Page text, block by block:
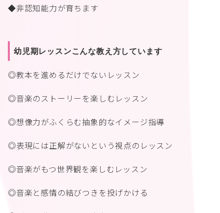
◆非認知能力が育ちます
幼児期レッスンこんな教え方しています
◎教本を進めるだけでないレッスン
◎音楽のストーリーを楽しむレッスン
◎想像力がふくらむ抽象的なイメージ指導
◎表現には正解がないという視点のレッスン
◎音楽がもつ世界観を楽しむレッスン
◎音楽と感情の結びつきを投げかける